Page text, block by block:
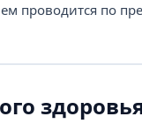
проводится по